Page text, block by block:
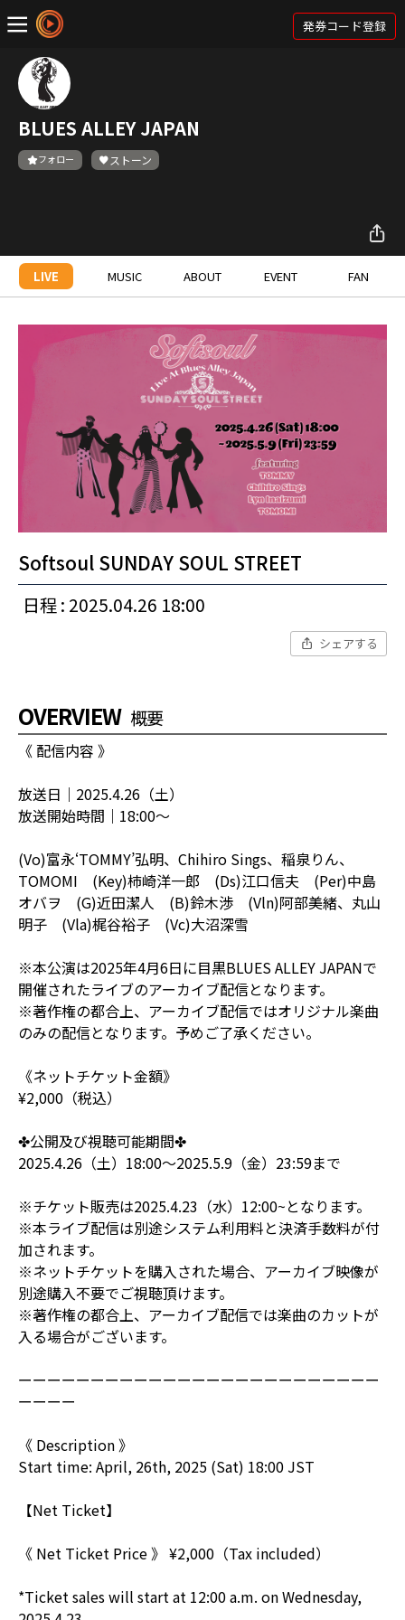
発券コード登録
BLUES ALLEY JAPAN
フォロー ストーン
LIVE MUSIC ABOUT EVENT FAN
Softsoul SUNDAY SOUL STREET
日程 : 2025.04.26 18:00
シェアする
OVERVIEW 概要
《 配信内容 》
放送日｜2025.4.26（土）
放送開始時間｜18:00〜
(Vo)富永‘TOMMY’弘明、Chihiro Sings、稲泉りん、
TOMOMI (Key)柿崎洋一郎 (Ds)江口信夫 (Per)中島
オバヲ (G)近田潔人 (B)鈴木渉 (Vln)阿部美緒、丸山
明子 (Vla)梶谷裕子 (Vc)大沼深雪
※本公演は2025年4月6日に目黒BLUES ALLEY JAPANで
開催されたライブのアーカイブ配信となります。
※著作権の都合上、アーカイブ配信ではオリジナル楽曲
のみの配信となります。予めご了承ください。
《ネットチケット金額》
¥2,000（税込）
✤公開及び視聴可能期間✤
2025.4.26（土）18:00〜2025.5.9（金）23:59まで
※チケット販売は2025.4.23（水）12:00~となります。
※本ライブ配信は別途システム利用料と決済手数料が付
加されます。
※ネットチケットを購入された場合、アーカイブ映像が
別途購入不要でご視聴頂けます。
※著作権の都合上、アーカイブ配信では楽曲のカットが
入る場合がございます。
ーーーーーーーーーーーーーーーーーーーーーーーーー
ーーーー
《 Description 》
Start time: April, 26th, 2025 (Sat) 18:00 JST
【Net Ticket】
《 Net Ticket Price 》 ¥2,000（Tax included）
*Ticket sales will start at 12:00 a.m. on Wednesday,